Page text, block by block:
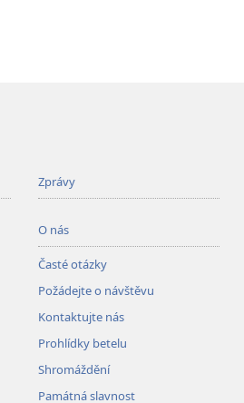
Zprávy
O nás
Časté otázky
Požádejte o návštěvu
Kontaktujte nás
Prohlídky betelu
Shromáždění
Památná slavnost